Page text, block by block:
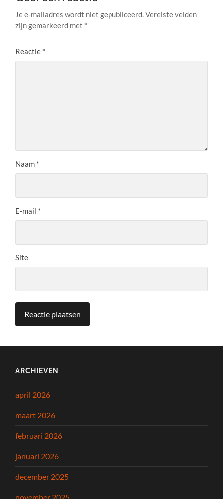
Je e-mailadres wordt niet gepubliceerd. Vereiste velden
zijn gemarkeerd met *
Reactie *
Naam *
E-mail *
Site
ARCHIEVEN
april 2026
maart 2026
februari 2026
januari 2026
december 2025
november 2025